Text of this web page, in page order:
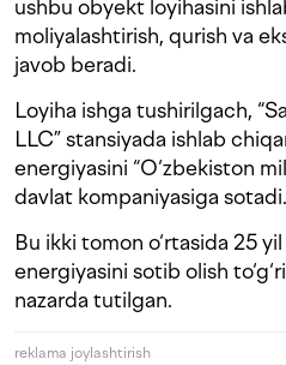
ushbu obyekt loyihasini
moliyalashtirish, qurish va
javob beradi.
Loyiha ishga tushirilgach,
LLC” stansiyada ishlab
energiyasini “O‘zbekiston
davlat kompaniyasiga sotadi.
Bu ikki tomon o‘rtasida 25
energiyasini sotib olish
nazarda tutilgan.
reklama joylashtirish